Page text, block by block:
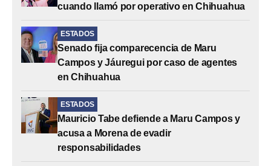
cuando llamó por operativo en Chihuahua
ESTADOS
Senado fija comparecencia de Maru
Campos y Jáuregui por caso de agentes
en Chihuahua
ESTADOS
Mauricio Tabe defiende a Maru Campos y
acusa a Morena de evadir
responsabilidades